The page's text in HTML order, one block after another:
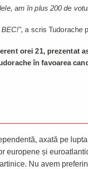
am în plus 200 de
, a scris Tudorache
orei 21, prezentat
în favoarea
axată pe
europene și
Nu avem